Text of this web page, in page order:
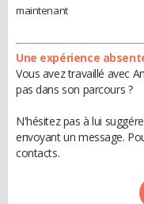
maintenant
Une expérience
Vous avez travaillé avec
pas dans son parcours ?
N'hésitez pas à lui
envoyant un message.
contacts.